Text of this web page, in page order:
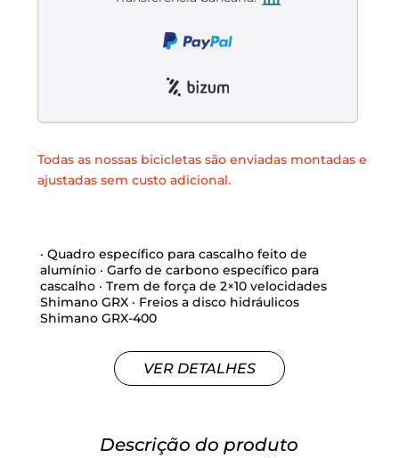
Mantenimiento de bicicletas
Todas as nossas bicicletas são enviadas montadas e
ajustadas sem custo adicional.
· Quadro específico para cascalho feito de
alumínio · Garfo de carbono específico para
cascalho · Trem de força de 2×10 velocidades
Shimano GRX · Freios a disco hidráulicos
Shimano GRX-400
VER DETALHES
Descrição do produto